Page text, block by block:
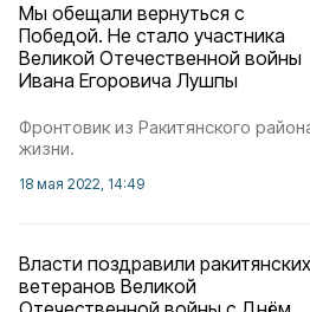
Мы обещали вернуться с
Победой. Не стало участника
Великой Отечественной войны
Ивана Егоровича Лушпы
Фронтовик из Ракитянского
жизни.
18 мая 2022, 14:49
Власти поздравили ракитянских
ветеранов Великой